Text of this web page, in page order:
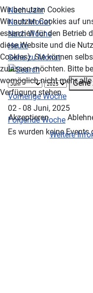
Nach Jahr
Nach Monat
Nach Woche
Heute
Gehe zu Monat
Vorherige Woche
02 - 08 Juni, 2025
Folgende Woche
Es wurden keine Events
Wir benutzen Cookies
Wir nutzen Cookies auf
essenziell für den Betrieb
diese Website und die
Cookies). Sie können
zulassen möchten. Bitte
womöglich nicht mehr
Verfügung stehen.
Akzeptieren
Weitere